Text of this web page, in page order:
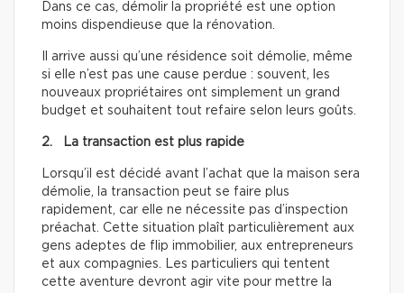
Dans ce cas, démolir la propriété est une option
moins dispendieuse que la rénovation.
Il arrive aussi qu’une résidence soit démolie, même
si elle n’est pas une cause perdue : souvent, les
nouveaux propriétaires ont simplement un grand
budget et souhaitent tout refaire selon leurs goûts.
2. La transaction est plus rapide
Lorsqu’il est décidé avant l’achat que la maison sera
démolie, la transaction peut se faire plus
rapidement, car elle ne nécessite pas d’inspection
préachat. Cette situation plaît particulièrement aux
gens adeptes de flip immobilier, aux entrepreneurs
et aux compagnies. Les particuliers qui tentent
cette aventure devront agir vite pour mettre la